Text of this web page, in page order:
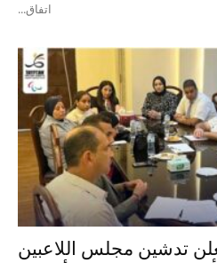
اتفاق...
تعلن تدشين مجلس اللاعبين